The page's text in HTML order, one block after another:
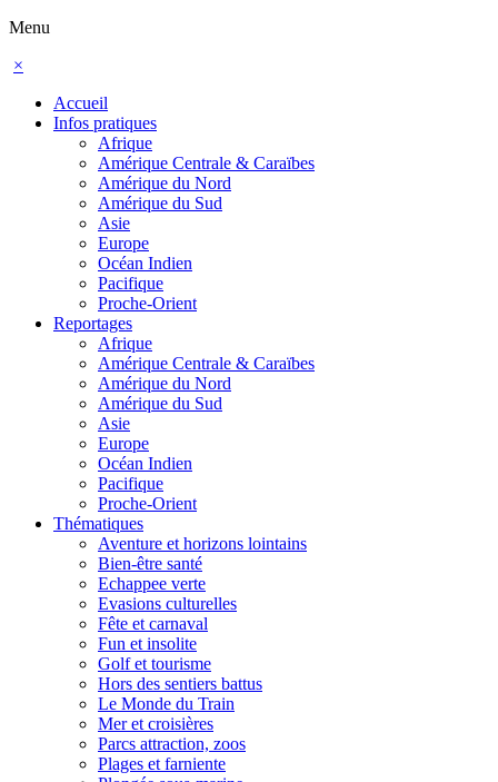
Menu
×
Accueil
Infos pratiques
Afrique
Amérique Centrale & Caraïbes
Amérique du Nord
Amérique du Sud
Asie
Europe
Océan Indien
Pacifique
Proche-Orient
Reportages
Afrique
Amérique Centrale & Caraïbes
Amérique du Nord
Amérique du Sud
Asie
Europe
Océan Indien
Pacifique
Proche-Orient
Thématiques
Aventure et horizons lointains
Bien-être santé
Echappee verte
Evasions culturelles
Fête et carnaval
Fun et insolite
Golf et tourisme
Hors des sentiers battus
Le Monde du Train
Mer et croisières
Parcs attraction, zoos
Plages et farniente